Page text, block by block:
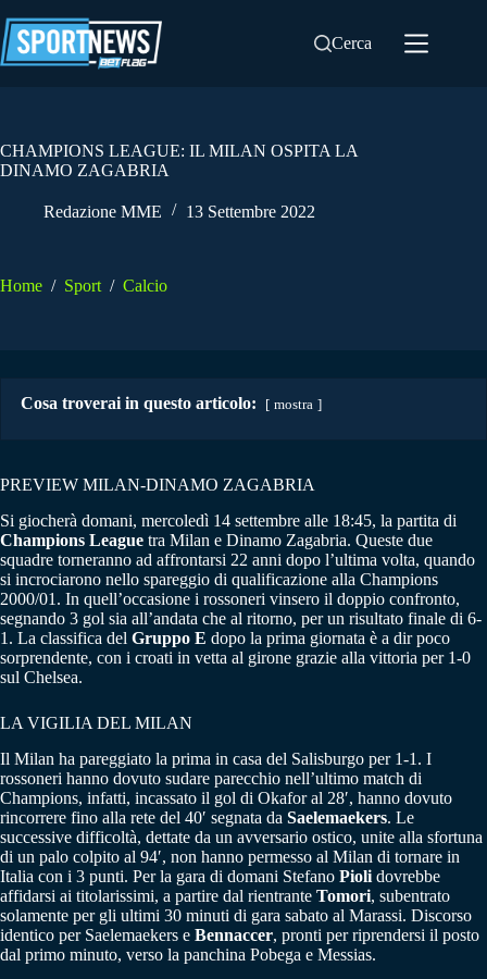
al
contenuto
Cerca
CHAMPIONS LEAGUE: IL MILAN OSPITA LA
DINAMO ZAGABRIA
Redazione MME 13 Settembre 2022
Home / Sport / Calcio
Cosa troverai in questo articolo: mostra
PREVIEW MILAN-DINAMO ZAGABRIA
Si giocherà domani, mercoledì 14 settembre alle 18:45, la partita di
Champions League tra Milan e Dinamo Zagabria. Queste due
squadre torneranno ad affrontarsi 22 anni dopo l’ultima volta, quando
si incrociarono nello spareggio di qualificazione alla Champions
2000/01. In quell’occasione i rossoneri vinsero il doppio confronto,
segnando 3 gol sia all’andata che al ritorno, per un risultato finale di 6-
1. La classifica del Gruppo E dopo la prima giornata è a dir poco
sorprendente, con i croati in vetta al girone grazie alla vittoria per 1-0
sul Chelsea.
LA VIGILIA DEL MILAN
Il Milan ha pareggiato la prima in casa del Salisburgo per 1-1. I
rossoneri hanno dovuto sudare parecchio nell’ultimo match di
Champions, infatti, incassato il gol di Okafor al 28′, hanno dovuto
rincorrere fino alla rete del 40′ segnata da Saelemaekers. Le
successive difficoltà, dettate da un avversario ostico, unite alla sfortuna
di un palo colpito al 94′, non hanno permesso al Milan di tornare in
Italia con i 3 punti. Per la gara di domani Stefano Pioli dovrebbe
affidarsi ai titolarissimi, a partire dal rientrante Tomori, subentrato
solamente per gli ultimi 30 minuti di gara sabato al Marassi. Discorso
identico per Saelemaekers e Bennaccer, pronti per riprendersi il posto
dal primo minuto, verso la panchina Pobega e Messias.